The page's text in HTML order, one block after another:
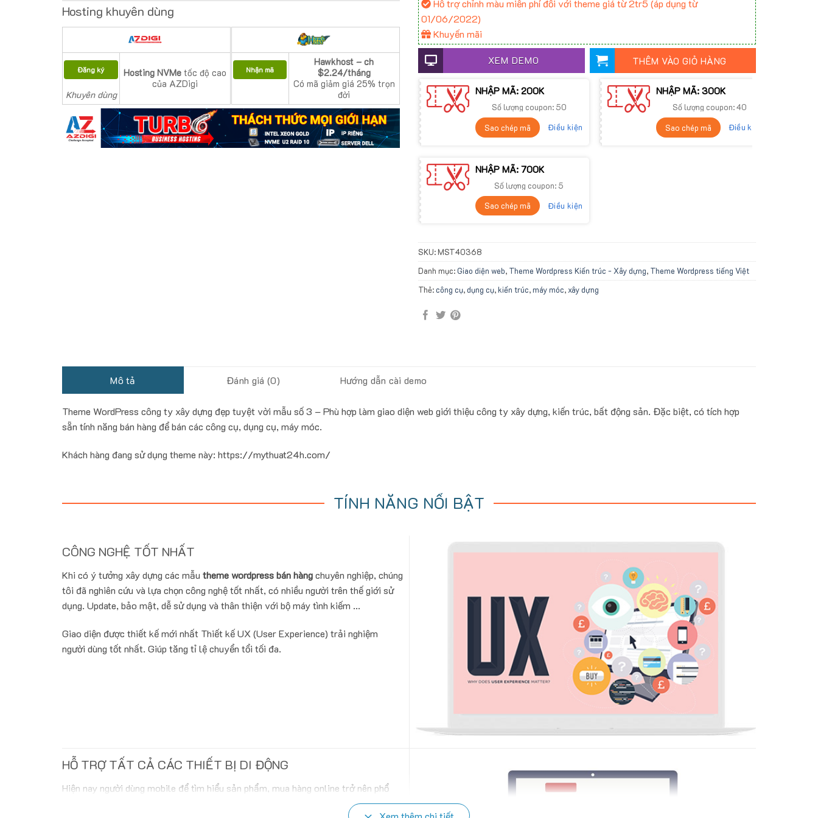
Hosting khuyên dùng
Đăng ký
Khuyên dùng
Hosting NVMe tốc độ cao
của AZDigi
Nhận mã
Hawkhost – ch
$2.24/tháng
Có mã giảm giá 25% trọn
đời
Hỗ trợ chỉnh màu miễn phí đối với theme giá từ 2tr5 (áp dụng từ
01/06/2022)
Khuyến mãi
XEM DEMO THÊM VÀO GIỎ HÀNG
NHẬP MÃ: 200K
Số lượng coupon: 50
Sao chép mã
Điều kiện
NHẬP MÃ: 300K
Số lượng coupon: 40
Sao chép mã
Điều kiện
NHẬP MÃ: 700K
Số lượng coupon: 5
Sao chép mã
Điều kiện
SKU: MST40368
Danh mục:Giao diện web, Theme Wordpress Kiến trúc - Xây dựng, Theme Wordpress tiếng Việt
Thẻ:công cụ,dụng cụ,kiến trúc,máy móc, xây dựng
Mô tả Đánh giá (0) Hướng dẫn cài demo
Theme WordPress công ty xây dựng đẹp tuyệt vời mẫu số 3 – Phù hợp làm giao diện web giới thiệu công ty xây dựng, kiến trúc, bất động sản. Đặc biệt, có tích hợp
sẵn tính năng bán hàng để bán các công cụ, dụng cụ, máy móc.
Khách hàng đang sử dụng theme này: https://mythuat24h.com/
TÍNH NĂNG NỔI BẬT
CÔNG NGHỆ TỐT NHẤT
Khi có ý tưởng xây dựng các mẫu theme wordpress bán hàngchuyên nghiệp, chúng
tôi đã nghiên cứu và lựa chọn công nghệ tốt nhất, có nhiều người trên thế giới sử
dụng. Update, bảo mật, dễ sử dụng và thân thiện với bộ máy tình kiếm ...
Giao diện được thiết kế mới nhất Thiết kế UX (User Experience) trải nghiệm
người dùng tốt nhất. Giúp tăng tỉ lệ chuyển tổi tối đa.
HỖ TRỢ TẤT CẢ CÁC THIẾT BỊ DI ĐỘNG
Hiện nay người dùng mobile để tìm hiểu sản phẩm, mua hàng online trở nên phổ
biến thì không có lý do gì website bạn lại không hỗ trợ giao diện mobile.Vì vậy